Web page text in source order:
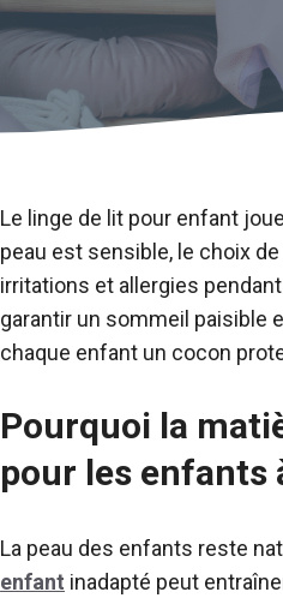
Le linge de lit pour enfant
peau est sensible, le choix de
irritations et allergies
garantir un sommeil paisible
chaque enfant un cocon
Pourquoi la
pour les enfants
La peau des enfants reste
enfant inadapté peut